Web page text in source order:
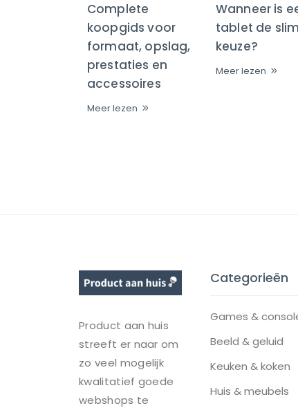
Complete
koopgids voor
formaat, opslag,
prestaties en
accessoires
Meer lezen
Wanneer is
tablet de
keuze?
Meer lezen
Product aan huis
streeft er naar om
zo veel mogelijk
kwalitatief goede
webshops te
Categorieën
Games &
Beeld & geluid
Keuken & koken
Huis & meubels